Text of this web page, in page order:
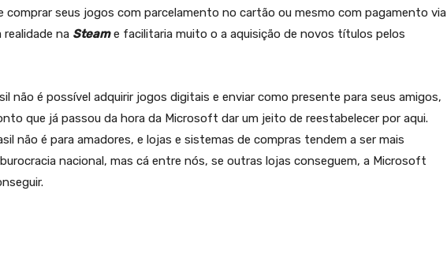
comprar seus jogos com parcelamento no cartão ou mesmo com pagamento via
realidade na Steame facilitaria muito o a aquisição de novos títulos pelos
não é possível adquirir jogos digitais e enviar como presente para seus amigos,
que já passou da hora da Microsoft dar um jeito de reestabelecer por aqui.
não é para amadores, e lojas e sistemas de compras tendem a ser mais
nacional, mas cá entre nós, se outras lojas conseguem, a Microsoft